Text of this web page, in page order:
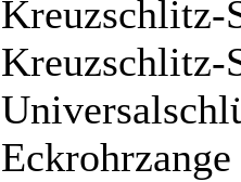
Kreuzschlitz-
Kreuzschlitz-